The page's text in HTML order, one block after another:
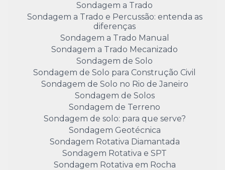
Sondagem a Trado
Sondagem a Trado e Percussão: entenda as
diferenças
Sondagem a Trado Manual
Sondagem a Trado Mecanizado
Sondagem de Solo
Sondagem de Solo para Construção Civil
Sondagem de Solo no Rio de Janeiro
Sondagem de Solos
Sondagem de Terreno
Sondagem de solo: para que serve?
Sondagem Geotécnica
Sondagem Rotativa Diamantada
Sondagem Rotativa e SPT
Sondagem Rotativa em Rocha